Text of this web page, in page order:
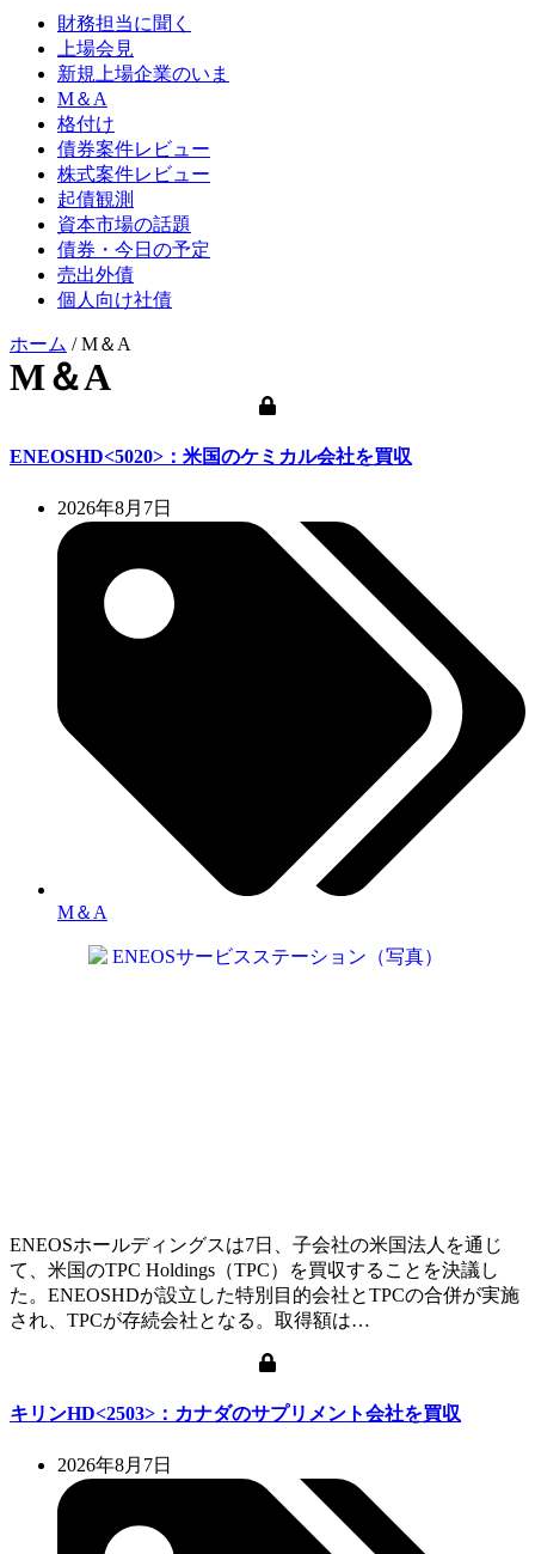
財務担当に聞く
上場会見
新規上場企業のいま
M＆A
格付け
債券案件レビュー
株式案件レビュー
起債観測
資本市場の話題
債券・今日の予定
売出外債
個人向け社債
ホーム /M＆A
M＆A
ENEOSHD<5020>：米国のケミカル会社を買収
2026年8月7日
M＆A
ENEOSホールディングスは7日、子会社の米国法人を通じ
て、米国のTPC Holdings（TPC）を買収することを決議し
た。ENEOSHDが設立した特別目的会社とTPCの合併が実施
され、TPCが存続会社となる。取得額は…
キリンHD<2503>：カナダのサプリメント会社を買収
2026年8月7日